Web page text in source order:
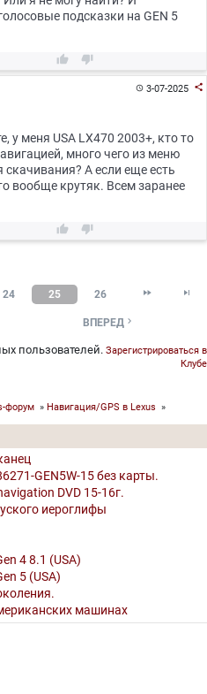
подсказки на GEN 5
 
3-07-2025 
у меня USA LX470 2003+, кто то
много чего из меню
скачивания? А если еще есть
вообще крутяк. Всем заранее
 
24 25 26  
ВПЕРЕД 
пользователей. Зарегистрироваться в
Клубе
форум » Навигация/GPS в Lexus »
GEN5W-15 без карты.
DVD 15-16г.
иероглифы
4 8.1 (USA)
5 (USA)
машинах